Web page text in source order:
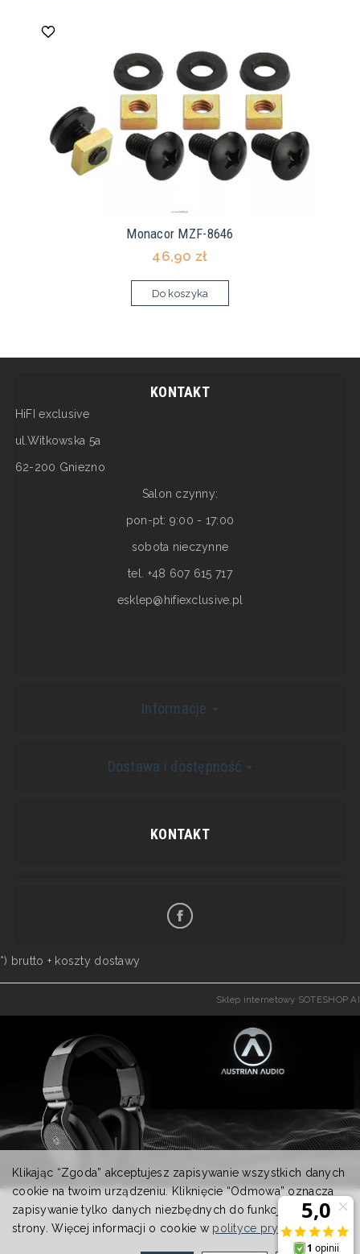
Monacor MZF-8646
46,90 zł
Do koszyka
KONTAKT
HiFI exclusive
ul.Witkowska 5a
62-200 Gniezno
Salon czynny:
pon-pt: 9:00 - 17:00
sobota nieczynne
tel. +48 607 615 717
esklep@hifiexclusive.pl
Informacje
Dostawa i dostępność
KONTAKT
*) brutto + koszty dostawy
Sklep internetowy SOTESHOP AI
Klikając “Zgoda” akceptujesz zapisywanie wszystkich danych
cookie na twoim urządzeniu. Kliknięcie “Odmowa” oznacza
zapisywanie tylko danych niezbędnych do funkcjonowania
strony. Więcej informacji o cookie w polityce prywatności.